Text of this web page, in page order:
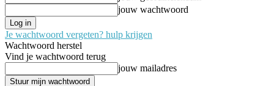
jouw wachtwoord
Je wachtwoord vergeten? hulp krijgen
Wachtwoord herstel
Vind je wachtwoord terug
jouw mailadres